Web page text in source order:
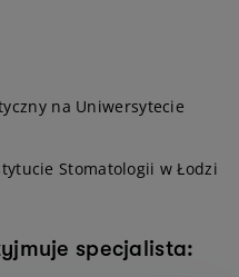
na Uniwersytecie
Stomatologii w Łodzi
specjalista: